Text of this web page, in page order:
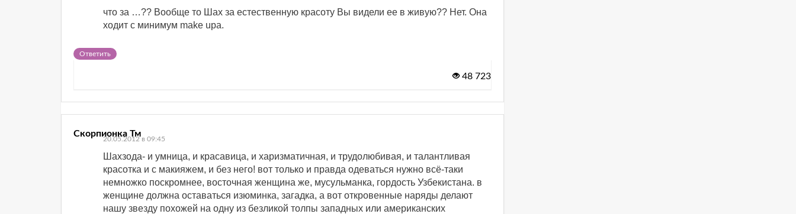
что за …?? Вообще то Шах за естественную красоту Вы видели ее в живую?? Нет. Она
ходит с минимум make upa.
Ответить
48 723
Скорпионка Тм
20.05.2012 в 09:45
Шахзода- и умница, и красавица, и харизматичная, и трудолюбивая, и талантливая
красотка и с макияжем, и без него! вот только и правда одеваться нужно всё-таки
немножко поскромнее, восточная женщина же, мусульманка, гордость Узбекистана. в
женщине должна оставаться изюминка, загадка, а вот откровенные наряды делают
нашу звезду похожей на одну из безликой толпы западных или американских